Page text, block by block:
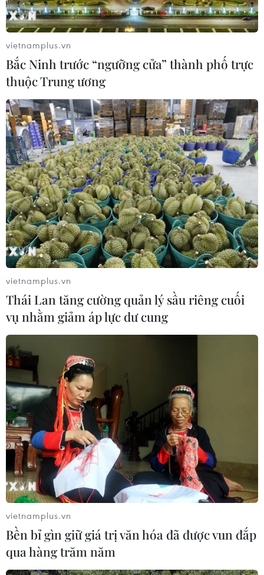
Ai Cập: Phe Hồi giáo hối thúc kiều dân tẩy
chay bầu cử
16/05/2014 03:54
Ngày 15/5, phe Hồi giáo đã kêu gọi cử tri Ai Cập tẩy
chay cuộc bầu cử tổng thống tại 141 đại sứ quán và cơ
quan đại diện ngoại giao ở nước ngoài.
Cử tri Ai Cập ở nước ngoài bắt đầu đi bầu
cử tổng thống
15/05/2014 14:19
Các hòm phiếu đặt tại 141 đại sứ quán và cơ quan đại
diện ngoại giao của Ai Cập ở 124 quốc gia và vùng
lãnh thổ trên thế giới đã đồng loạt mở cửa.
vietnamplus.vn
Bắc Ninh trước “ngưỡng cửa” thành phố trực
thuộc Trung ương
vietnamplus.vn
Thái Lan tăng cường quản lý sầu riêng cuối
vụ nhằm giảm áp lực dư cung
vietnamplus.vn
Bền bỉ gìn giữ giá trị văn hóa đã được vun đắp
qua hàng trăm năm